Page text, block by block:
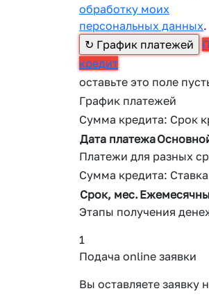
обработку моих
персональных данных.
кредит
оставьте это поле
График платежей
Сумма кредита: Срок
Дата платежа
Платежи для разных
Сумма кредита:
Срок, мес.
Этапы получения
1
Подача online заявки
Вы оставляете